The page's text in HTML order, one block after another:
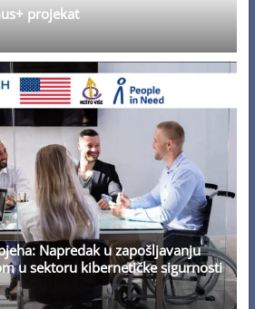
projekat
Napredak u zapošljavanju
u sektoru kibernetičke sigurnosti